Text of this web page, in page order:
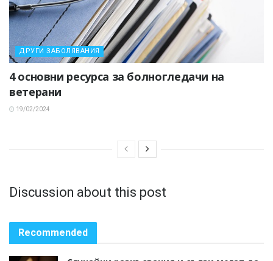
ДРУГИ ЗАБОЛЯВАНИЯ
4 основни ресурса за болногледачи на
ветерани
19/02/2024
Discussion about this post
Recommended